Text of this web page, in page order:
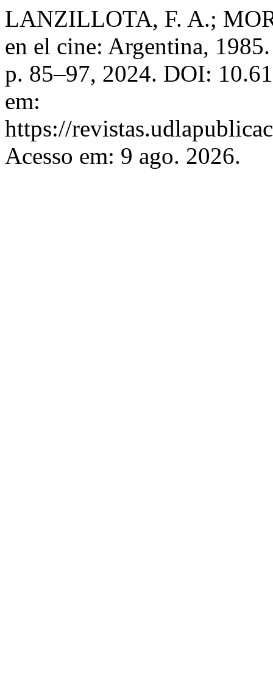
LANZILLOTA, F. A.;
en el cine: Argentina,
p. 85–97, 2024. DOI:
em:
https://
Acesso em: 9 ago. 2026.